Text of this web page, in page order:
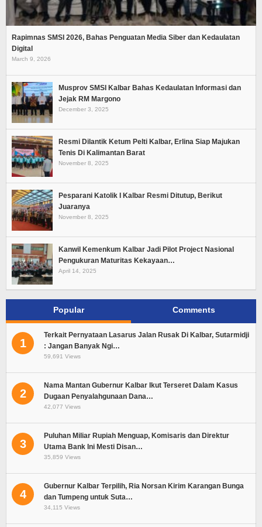
Rapimnas SMSI 2026, Bahas Penguatan Media Siber dan Kedaulatan
Digital
March 9, 2026
Musprov SMSI Kalbar Bahas Kedaulatan Informasi dan
Jejak RM Margono
December 3, 2025
Resmi Dilantik Ketum Pelti Kalbar, Erlina Siap Majukan
Tenis Di Kalimantan Barat
November 8, 2025
Pesparani Katolik I Kalbar Resmi Ditutup, Berikut
Juaranya
November 8, 2025
Kanwil Kemenkum Kalbar Jadi Pilot Project Nasional
Pengukuran Maturitas Kekayaan…
April 14, 2025
Popular Comments
1
Terkait Pernyataan Lasarus Jalan Rusak Di Kalbar, Sutarmidji
: Jangan Banyak Ngi…
59,691 Views
2
Nama Mantan Gubernur Kalbar Ikut Terseret Dalam Kasus
Dugaan Penyalahgunaan Dana…
42,077 Views
3
Puluhan Miliar Rupiah Menguap, Komisaris dan Direktur
Utama Bank Ini Mesti Disan…
35,859 Views
4
Gubernur Kalbar Terpilih, Ria Norsan Kirim Karangan Bunga
dan Tumpeng untuk Suta…
34,115 Views